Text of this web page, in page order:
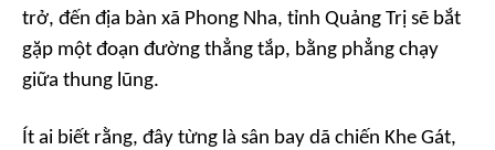
trở, đến địa bàn xã Phong Nha, tỉnh Quảng Trị sẽ bắt
gặp một đoạn đường thẳng tắp, bằng phẳng chạy
giữa thung lũng.
Ít ai biết rằng, đây từng là sân bay dã chiến Khe Gát,